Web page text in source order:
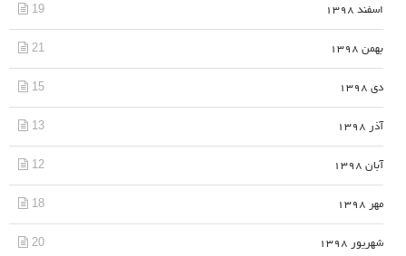
اسفند 1398 19
بهمن 1398 21
دی 1398 15
آذر 1398 13
آبان 1398 12
مهر 1398 18
شهریور 1398 20